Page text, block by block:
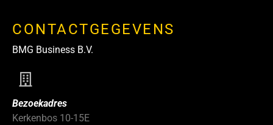
CONTACTGEGEVENS
BMG Business B.V.
Bezoekadres
Kerkenbos 10-15E